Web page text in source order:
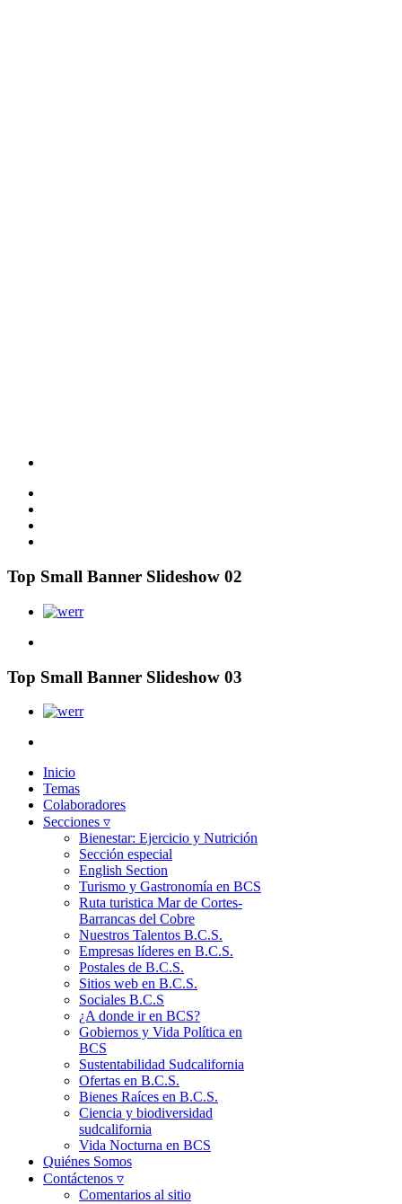
Top Small Banner Slideshow 02
Top Small Banner Slideshow 03
Inicio
Temas
Colaboradores
Secciones ▿
Bienestar: Ejercicio y Nutrición
Sección especial
English Section
Turismo y Gastronomía en BCS
Ruta turistica Mar de Cortes-
Barrancas del Cobre
Nuestros Talentos B.C.S.
Empresas líderes en B.C.S.
Postales de B.C.S.
Sitios web en B.C.S.
Sociales B.C.S
¿A donde ir en BCS?
Gobiernos y Vida Política en
BCS
Sustentabilidad Sudcalifornia
Ofertas en B.C.S.
Bienes Raíces en B.C.S.
Ciencia y biodiversidad
sudcalifornia
Vida Nocturna en BCS
Quiénes Somos
Contáctenos ▿
Comentarios al sitio